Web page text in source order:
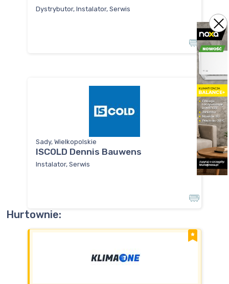
Dystrybutor, Instalator, Serwis
Sady, Wielkopolskie
ISCOLD Dennis Bauwens
Instalator, Serwis
Hurtownie: